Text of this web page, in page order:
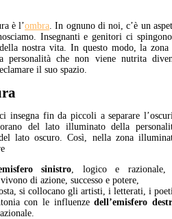
è l’ombra . In ognuno di noi, c’è un
Insegnanti e genitori ci
nostra vita. In questo modo, la zona
personalità che non viene nutrita
il suo spazio.
insegna fin da piccoli a separare
del lato illuminato della
lato oscuro. Così, nella zona
sinistro , logico e razionale,
di azione, successo e potere,
si collocano gli artisti, i letterati, i
con le influenzedell’emisfero